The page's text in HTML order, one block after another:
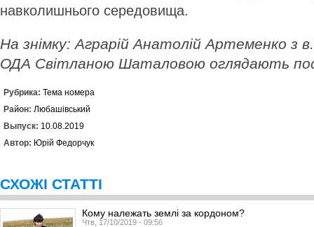
навколишнього середовища.
На знімку: Аграрій Анатолій Артеменко з
ОДА Світланою Шаталовою оглядають
Рубрика: Тема номера
Район: Любашівський
Выпуск: 10.08.2019
Автор: Юрій Федорчук
СХОЖІ СТАТТІ
Кому належать землі за кордоном?
Чтв, 17/10/2019 - 09:56